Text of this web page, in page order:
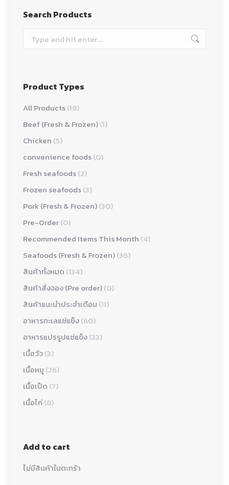
Search Products
Search:
Product Types
All Products(18)
Beef (Fresh & Frozen)(1)
Chicken (5)
convenience foods(0)
Fresh seafoods(2)
Frozen seafoods(3)
Pork (Fresh & Frozen)(30)
Pre-Order(0)
Recommended Items This Month (4)
Seafoods (Fresh & Frozen)(36)
สินค้าทั้งหมด (134)
สินค้าสั่งจอง (Pre order)(0)
สินค้าแนะนำประจำเดือน (11)
อาหารทะเลแช่แข็ง(60)
อาหารแปรรูปแช่แข็ง(33)
เนื้อวัว(3)
เนื้อหมู (26)
เนื้อเป็ด (7)
เนื้อไก่(8)
Add to cart
ไม่มีสินค้าในตะกร้า